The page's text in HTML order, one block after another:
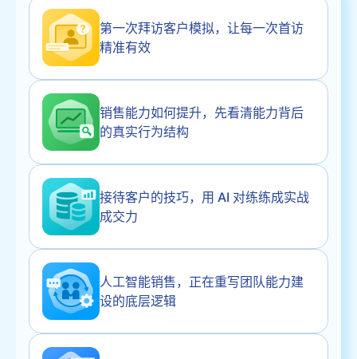
第一次拜访客户模拟，让每一次首访
精准有效
销售能力如何提升，先看清能力背后
的真实行为结构
接待客户的技巧，用 AI 对练练成实战
成交力
人工智能销售，正在重写团队能力建
设的底层逻辑